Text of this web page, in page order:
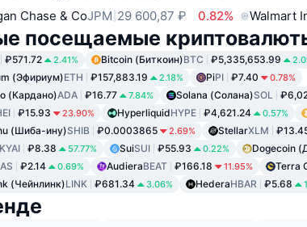
Chase & CoJPM 29 600,87 ₽ 0.82% Walmart
посещаемые
₽571.72 2.41% Bitcoin (Биткоин)BTC ₽5,335,653.99
(Эфириум)ETH ₽157,883.19 2.18% PiPI ₽7.40 0.78%
(Кардано)ADA ₽16.77 7.84% Solana (Солана)SOL
₽15.93 23.90% HyperliquidHYPE ₽4,621.24 0.57%
(Шиба-ину)SHIB ₽0.0003865 2.69% StellarXLM
₽8.38 57.77% SuiSUI ₽55.93 0.22% Dogecoin
₽2.14 0.69% AudieraBEAT ₽166.18 11.95% Terra
(Чейнлинк)LINK ₽681.34 3.06% HederaHBAR ₽5.68